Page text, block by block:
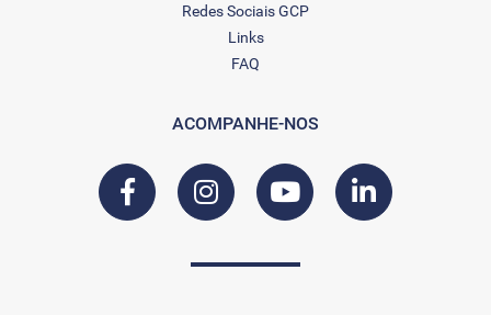
Redes Sociais GCP
Links
FAQ
ACOMPANHE-NOS